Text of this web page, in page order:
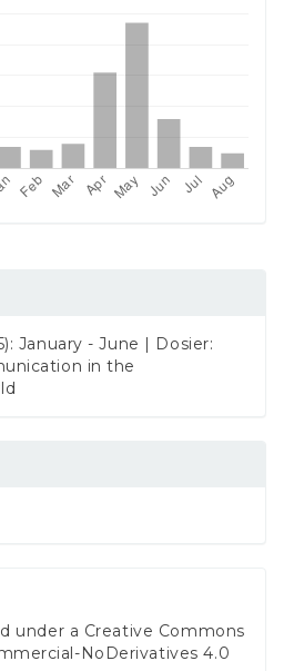
January - June | Dosier:
in the
under a Creative Commons
NoDerivatives 4.0